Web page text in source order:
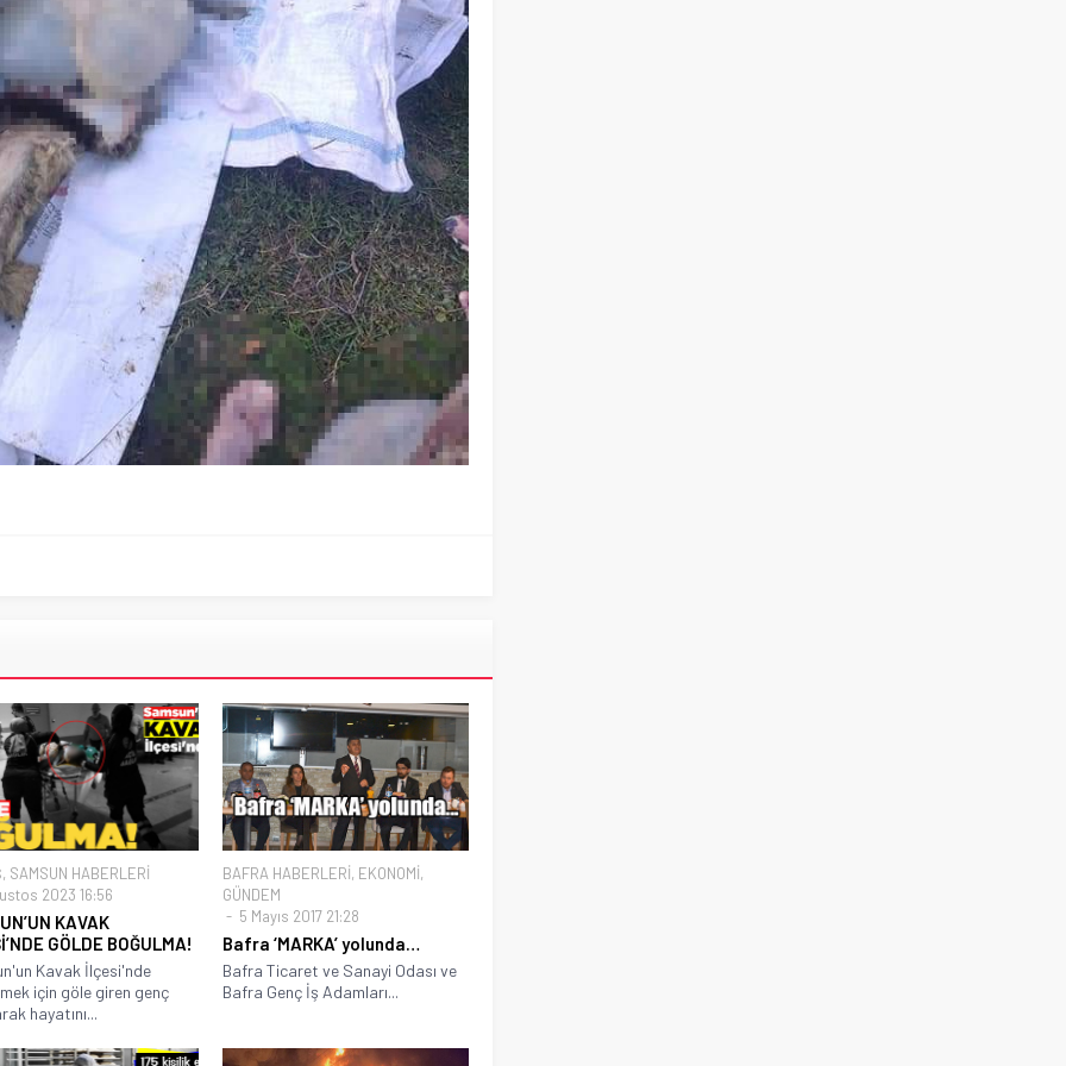
, SAMSUN HABERLERİ
2023 16:56
KAVAK
GÖLDE BOĞULMA!
Kavak İlçesi'nde
için göle giren genç
hayatını...
BAFRA HABERLERİ, EKONOMİ,
GÜNDEM
5 Mayıs 2017 21:28
Bafra ‘MARKA’ yolunda…
Bafra Ticaret ve Sanayi Odası ve
Bafra Genç İş Adamları...